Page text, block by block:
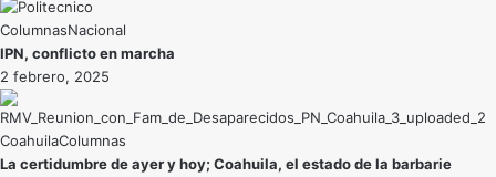
Nacional
IPN, conflicto en marcha
2 febrero, 2025
Coahuila
La certidumbre de ayer y hoy; Coahuila, el estado de la barbarie